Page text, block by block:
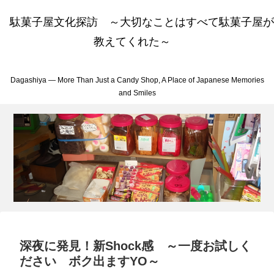
駄菓子屋文化探訪 ～大切なことはすべて駄菓子屋が
教えてくれた～
Dagashiya — More Than Just a Candy Shop, A Place of Japanese Memories
and Smiles
深夜に発見！新Shock感 ～一度お試しく
ださい ボク出ますYO～